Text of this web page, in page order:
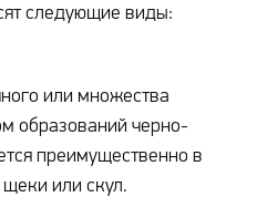
следующие виды:
или множества
образований черно-
преимущественно в
или скул.